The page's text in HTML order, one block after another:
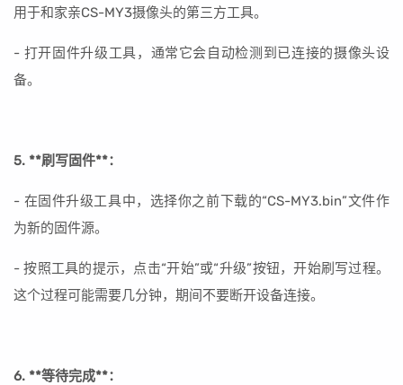
用于和家亲CS-MY3摄像头的第三方工具。
- 打开固件升级工具，通常它会自动检测到已连接的摄像头设
备。
5. **刷写固件**：
- 在固件升级工具中，选择你之前下载的“CS-MY3.bin”文件作
为新的固件源。
- 按照工具的提示，点击“开始”或“升级”按钮，开始刷写过程。
这个过程可能需要几分钟，期间不要断开设备连接。
6. **等待完成**：